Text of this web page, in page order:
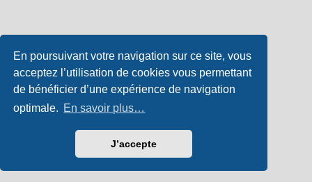
En poursuivant votre navigation sur ce site, vous
acceptez l’utilisation de cookies vous permettant
de bénéficier d’une expérience de navigation
optimale. En savoir plus…
J’accepte